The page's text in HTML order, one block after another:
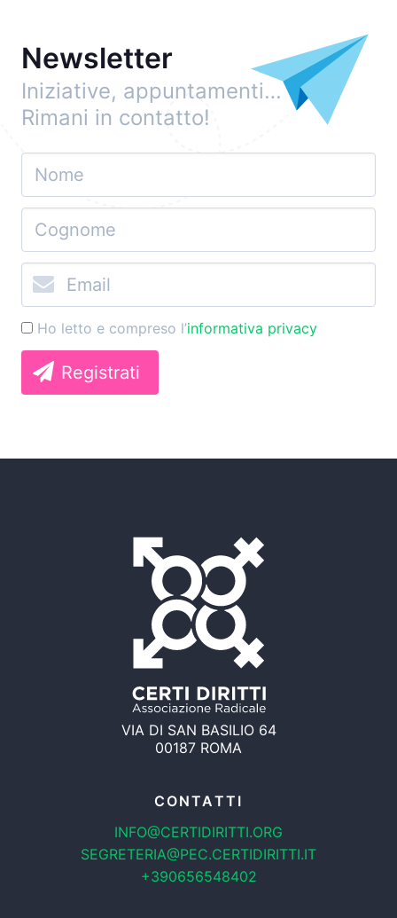
Newsletter
Iniziative, appuntamenti…
Rimani in contatto!
Ho letto e compreso l’informativa privacy
Registrati
VIA DI SAN BASILIO 64
00187 ROMA
CONTATTI
INFO@CERTIDIRITTI.ORG
SEGRETERIA@PEC.CERTIDIRITTI.IT
+390656548402